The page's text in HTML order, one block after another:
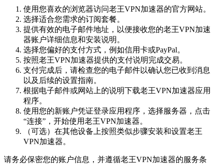
使用您喜欢的浏览器访问老王VPN加速器的官方网站。
选择适合您需求的订阅套餐。
提供有效的电子邮件地址，以便接收您的老王VPN加速
器账户详细信息和安装说明。
选择您偏好的支付方式，例如信用卡或PayPal。
按照老王VPN加速器提供的支付说明完成交易。
支付完成后，请检查您的电子邮件以确认您已收到消息
以及后续的设置指南。
根据电子邮件或网站上的说明下载老王VPN加速器应用
程序。
使用您的新账户凭证登录应用程序，选择服务器，点击
“连接”，开始使用老王VPN加速器。
（可选）在其他设备上按照类似步骤安装和设置老王
VPN加速器。
请务必保密您的账户信息，并遵循老王VPN加速器的服务条